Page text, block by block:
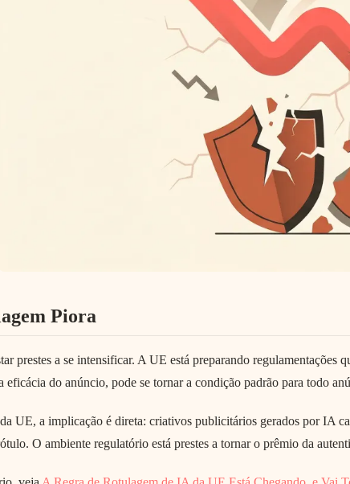
Piora
prestes a se intensificar. A UE está preparando
eficácia do anúncio, pode se tornar a condição padrão para todo
UE, a implicação é direta: criativos publicitários gerados por
O ambiente regulatório está prestes a tornar o prêmio da